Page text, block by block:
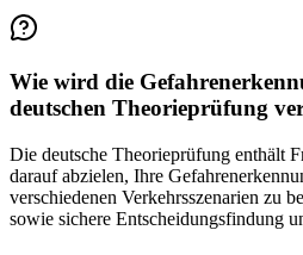
Wie wird die
deutschen Theorieprüfung
Die deutsche Theorieprüfung enthält
darauf abzielen, Ihre
verschiedenen Verkehrsszenarien zu
sowie sichere Entscheidungsfindung